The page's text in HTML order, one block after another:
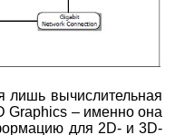
лишь вычислительная
Graphics – именно она
для 2D- и 3D-